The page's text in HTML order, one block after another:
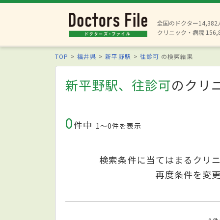
全国のドクター14,382
クリニック・病院
TOP 福井県 新平野駅 往診可 の検索結果
新平野駅、往診可のクリ
0件中 1〜0件を表示
検索条件に当てはまるクリ
再度条件を変